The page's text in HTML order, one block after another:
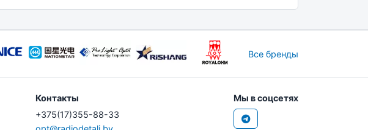
Все бренды
Контакты
+375(17)355-88-33
Мы в соцсетях